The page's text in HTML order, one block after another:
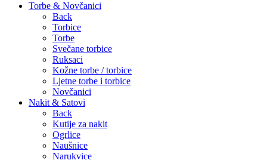
Torbe & Novčanici
Back
Torbice
Torbe
Svečane torbice
Ruksaci
Kožne torbe / torbice
Ljetne torbe i torbice
Novčanici
Nakit & Satovi
Back
Kutije za nakit
Ogrlice
Naušnice
Narukvice